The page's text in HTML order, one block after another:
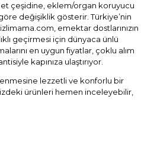
çeşidine, eklem/organ koruyucu
değişiklik gösterir. Türkiye’nin
emektar dostlarınızın
geçirmesi için dünyaca ünlü
en uygun fiyatlar, çoklu alım
kapınıza ulaştırıyor.
lezzetli ve konforlu bir
ürünleri hemen inceleyebilir,